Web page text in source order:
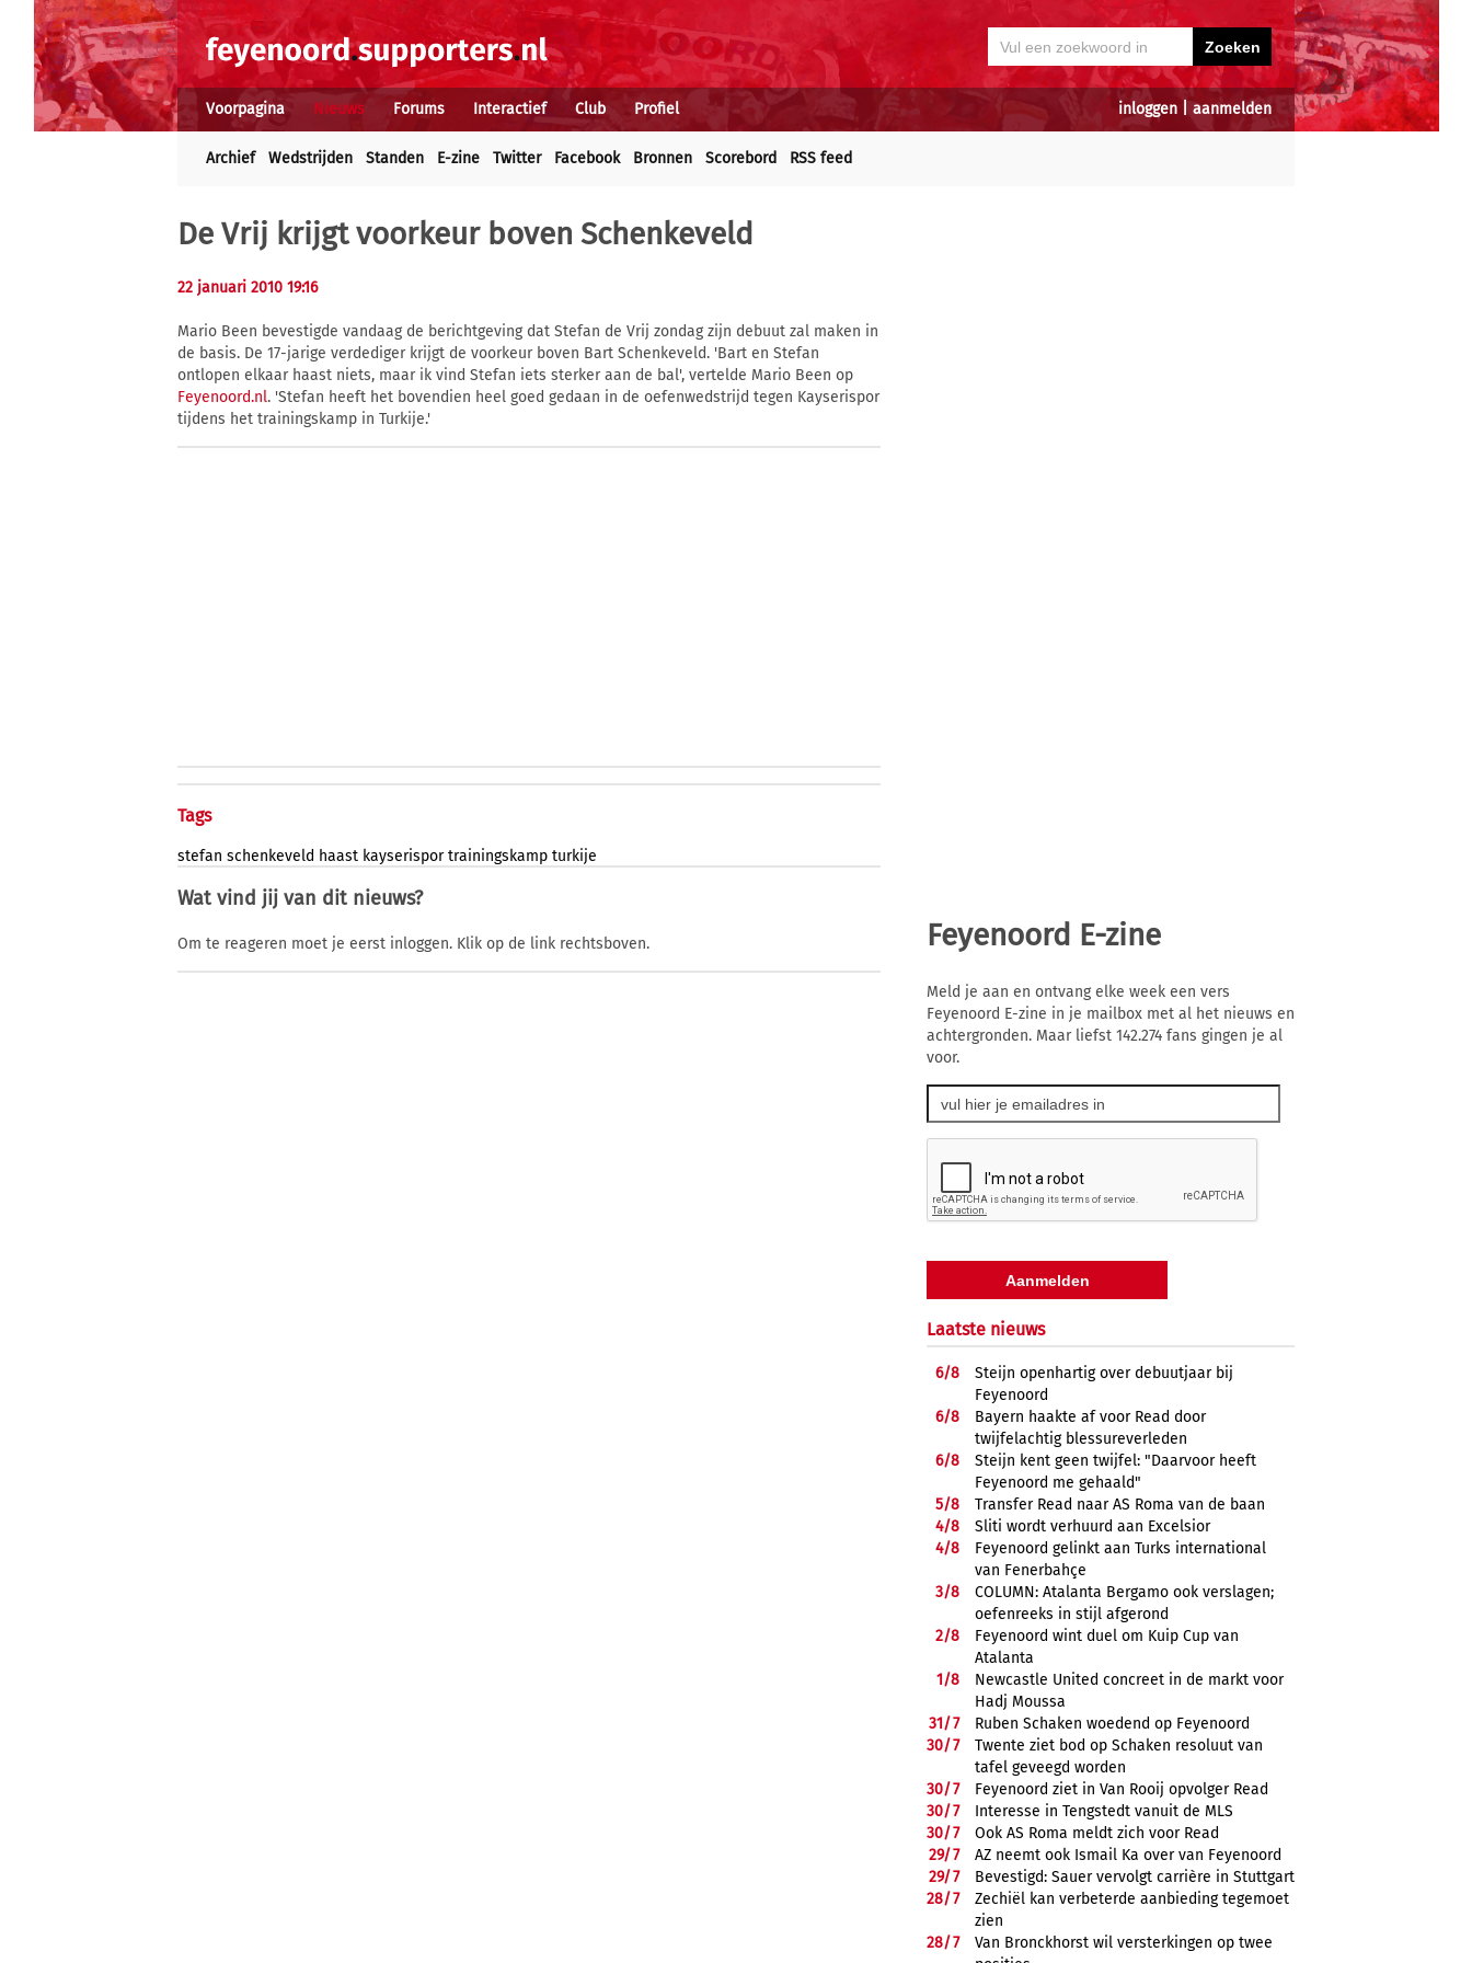
inloggen aanmelden
Voorpagina Nieuws Forums Interactief Club Profiel
Archief Wedstrijden Standen E-zine Twitter Facebook Bronnen Scorebord RSS feed
De Vrij krijgt voorkeur boven Schenkeveld
22 januari 2010 19:16
Mario Been bevestigde vandaag de berichtgeving dat Stefan de Vrij zondag zijn debuut zal maken in
de basis. De 17-jarige verdediger krijgt de voorkeur boven Bart Schenkeveld. 'Bart en Stefan
ontlopen elkaar haast niets, maar ik vind Stefan iets sterker aan de bal', vertelde Mario Been op
Feyenoord.nl. 'Stefan heeft het bovendien heel goed gedaan in de oefenwedstrijd tegen Kayserispor
tijdens het trainingskamp in Turkije.'
Tags
stefan schenkeveld haast kayserispor trainingskamp turkije
Wat vind jij van dit nieuws?
Om te reageren moet je eerst inloggen. Klik op de link rechtsboven. Feyenoord E-zine
Meld je aan en ontvang elke week een vers
Feyenoord E-zine in je mailbox met al het nieuws en
achtergronden. Maar liefst 142.274 fans gingen je al
voor.
Laatste nieuws
6/8
Steijn openhartig over debuutjaar bij
Feyenoord
6/8
Bayern haakte af voor Read door
twijfelachtig blessureverleden
6/8
Steijn kent geen twijfel: "Daarvoor heeft
Feyenoord me gehaald"
5/8
Transfer Read naar AS Roma van de baan
4/8
Sliti wordt verhuurd aan Excelsior
4/8
Feyenoord gelinkt aan Turks international
van Fenerbahçe
3/8
COLUMN: Atalanta Bergamo ook verslagen;
oefenreeks in stijl afgerond
2/8
Feyenoord wint duel om Kuip Cup van
Atalanta
1/8
Newcastle United concreet in de markt voor
Hadj Moussa
31/7
Ruben Schaken woedend op Feyenoord
30/7
Twente ziet bod op Schaken resoluut van
tafel geveegd worden
30/7
Feyenoord ziet in Van Rooij opvolger Read
30/7
Interesse in Tengstedt vanuit de MLS
30/7
Ook AS Roma meldt zich voor Read
29/7
AZ neemt ook Ismail Ka over van Feyenoord
29/7
Bevestigd: Sauer vervolgt carrière in Stuttgart
28/7
Zechiël kan verbeterde aanbieding tegemoet
zien
28/7
Van Bronckhorst wil versterkingen op twee